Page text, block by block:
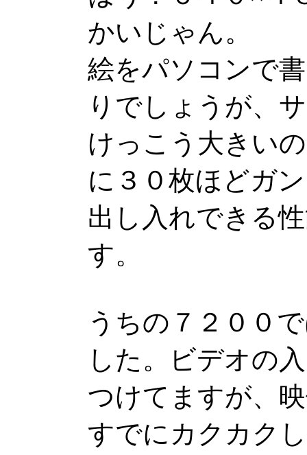
かいじゃん。
絵をパソコンで
りでしょうが、
けっこう大きい
に３０枚ほどガ
出し入れできる
す。
うちの７２００
した。ビデオの
つけてますが、
すでにカクカク